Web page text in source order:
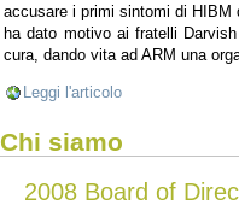
accusare i primi sintomi di
ha dato motivo ai fratelli
cura, dando vita ad ARM una
Leggi l'articolo
Chi siamo
2008 Board of